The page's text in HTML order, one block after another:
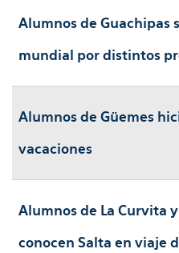
Alumnos de Guachipas
mundial por distintos
Alumnos de Güemes
vacaciones
Alumnos de La Curvita
conocen Salta en viaje